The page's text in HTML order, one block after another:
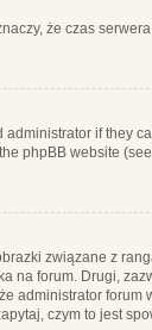
że czas
if they
phpBB website
związane z
na forum. Drugi,
administrator forum
czym to jest